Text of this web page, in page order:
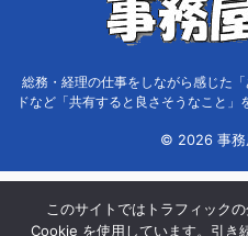
総務・経理の仕事をしながら感じた
ドなど「共有すると良さそうなこと」
© 2026 事務
このサイトではトラフィック
Cookie を使用しています。引き